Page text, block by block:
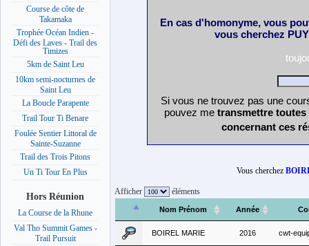
Course de côte de
Takamaka
Trophée Océan Indien -
Défi des Laves - Trail des
Timizes
5km de Saint Leu
10km semi-nocturnes de
Saint Leu
La Boucle Parapente
Trail Tour Ti Benare
Foulée Sentier Littoral de
Sainte-Suzanne
Trail des Trois Pitons
Un Ti Tour En Plus
Hors Réunion
La Course de la Rhune
Val Tho Summit Games -
Trail Pursuit
En cas d'homonyme, vous
vous cherchez
Si vous ne trouvez pas une
pouvez me transmettre
concernant ces
Vous cherchez
Afficher éléments
Nom Prénom Année
BOIREL MARIE 2016 cwt-